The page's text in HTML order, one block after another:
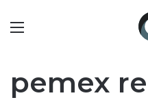
pemex